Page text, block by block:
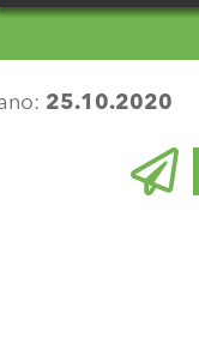
25.10.2020